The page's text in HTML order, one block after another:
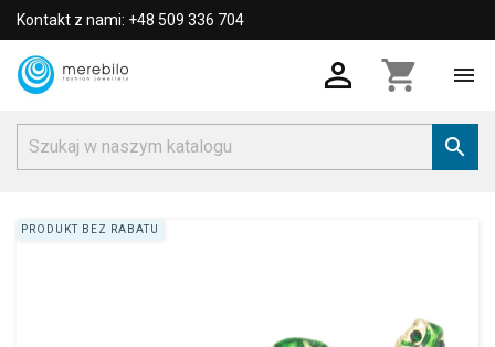
Kontakt z nami: +48 509 336 704
 shopping_cart 

PRODUKT BEZ RABATU